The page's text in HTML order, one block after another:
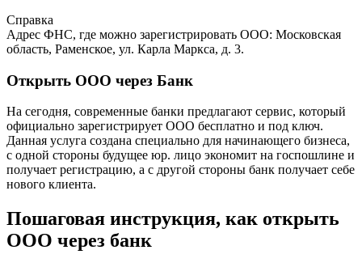
Справка
Адрес ФНС, где можно зарегистрировать ООО: Московская
область, Раменское, ул. Карла Маркса, д. 3.
Открыть ООО через Банк
На сегодня, современные банки предлагают сервис, который
официально зарегистрирует ООО бесплатно и под ключ.
Данная услуга создана специально для начинающего бизнеса,
с одной стороны будущее юр. лицо экономит на госпошлине и
получает регистрацию, а с другой стороны банк получает себе
нового клиента.
Пошаговая инструкция, как открыть
ООО через банк